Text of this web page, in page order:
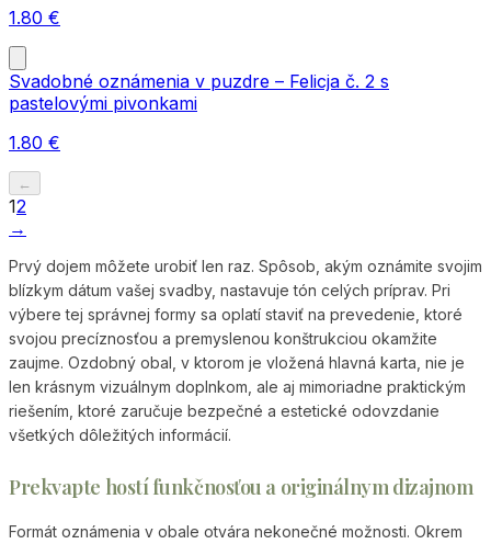
1.80 €
Svadobné oznámenia v puzdre – Felicja č. 2 s
pastelovými pivonkami
1.80 €
←
12
→
Prvý dojem môžete urobiť len raz. Spôsob, akým oznámite svojim
blízkym dátum vašej svadby, nastavuje tón celých príprav. Pri
výbere tej správnej formy sa oplatí staviť na prevedenie, ktoré
svojou precíznosťou a premyslenou konštrukciou okamžite
zaujme. Ozdobný obal, v ktorom je vložená hlavná karta, nie je
len krásnym vizuálnym doplnkom, ale aj mimoriadne praktickým
riešením, ktoré zaručuje bezpečné a estetické odovzdanie
všetkých dôležitých informácií.
Prekvapte hostí funkčnosťou a originálnym dizajnom
Formát oznámenia v obale otvára nekonečné možnosti. Okrem